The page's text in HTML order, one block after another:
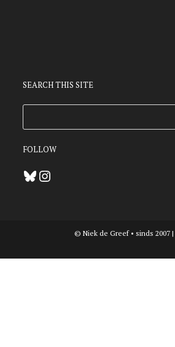
SEARCH THIS SITE
FOLLOW
BlueskyInstagram
© Niek de Greef • sinds 2007 |